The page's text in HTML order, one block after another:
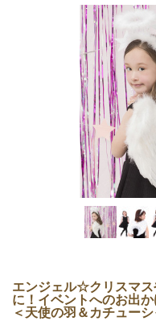
エンジェル☆クリスマス
に！イベントへのお出か
＜天使の羽＆カチュー